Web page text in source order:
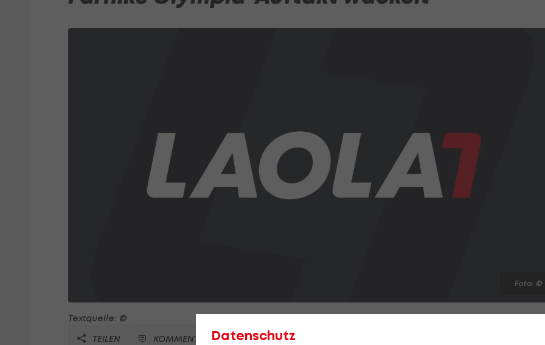
Foto: ©
Textquelle: ©
TEILEN
KOMMENTAREDatenschutz